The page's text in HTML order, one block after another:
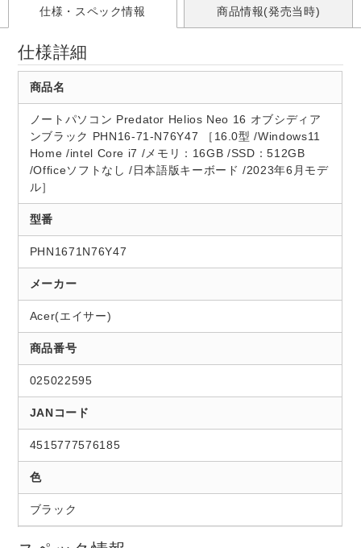
仕様・スペック情報 商品情報(発売当時)
仕様詳細
商品名
ノートパソコン Predator Helios Neo 16 オブシディア
ンブラック PHN16-71-N76Y47 ［16.0型 /Windows11
Home /intel Core i7 /メモリ：16GB /SSD：512GB
/Officeソフトなし /日本語版キーボード /2023年6月モデ
ル］
型番
PHN1671N76Y47
メーカー
Acer(エイサー)
商品番号
025022595
JANコード
4515777576185
色
ブラック